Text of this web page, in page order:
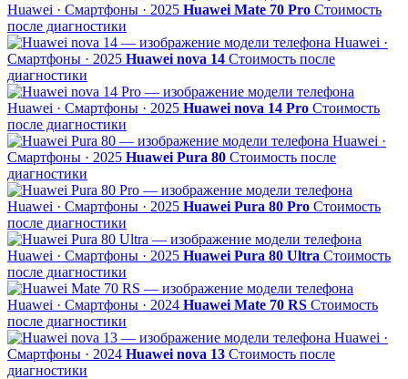
Huawei · Смартфоны · 2025 Huawei Mate 70 Pro Стоимость
после диагностики
Huawei ·
Смартфоны · 2025 Huawei nova 14 Стоимость после
диагностики
Huawei · Смартфоны · 2025 Huawei nova 14 Pro Стоимость
после диагностики
Huawei ·
Смартфоны · 2025 Huawei Pura 80 Стоимость после
диагностики
Huawei · Смартфоны · 2025 Huawei Pura 80 Pro Стоимость
после диагностики
Huawei · Смартфоны · 2025 Huawei Pura 80 Ultra Стоимость
после диагностики
Huawei · Смартфоны · 2024 Huawei Mate 70 RS Стоимость
после диагностики
Huawei ·
Смартфоны · 2024 Huawei nova 13 Стоимость после
диагностики